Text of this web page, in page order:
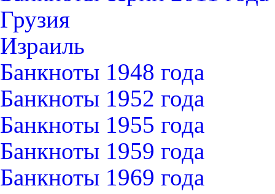
Грузия
Израиль
Банкноты 1948 года
Банкноты 1952 года
Банкноты 1955 года
Банкноты 1959 года
Банкноты 1969 года